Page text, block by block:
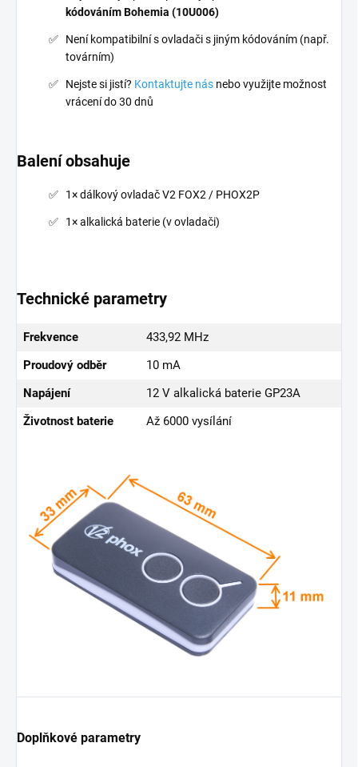
kódováním Bohemia (10U006)
Není kompatibilní s ovladači s jiným kódováním (např.
továrním)
Nejste si jistí? Kontaktujte nás nebo využijte možnost
vrácení do 30 dnů
Balení obsahuje
1× dálkový ovladač V2 FOX2 / PHOX2P
1× alkalická baterie (v ovladači)
Technické parametry
Frekvence
433,92 MHz
Proudový odběr
10 mA
Napájení
12 V alkalická baterie GP23A
Životnost baterie
Až 6000 vysílání
Doplňkové parametry